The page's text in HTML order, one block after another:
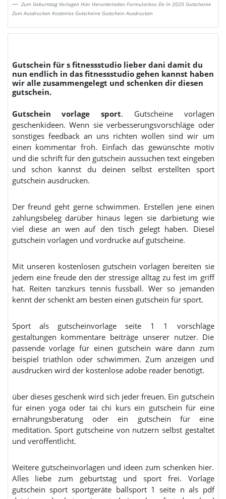
Zum Geburtstag Vorlagen Hier Herunterladen Formularbox De In 2020 Gutscheine
Zum Ausdrucken Kostenlos Gutscheine Gutschein Ausdrucken
Gutschein für s fitnessstudio lieber dani damit du
nun endlich in das fitnessstudio gehen kannst haben
wir alle zusammengelegt und schenken dir diesen
gutschein.
Gutschein vorlage sport. Gutscheine vorlagen
geschenkideen. Wenn sie verbesserungsvorschläge oder
sonstiges feedback an uns richten wollen sind wir um
einen kommentar froh. Einfach das gewünschte motiv
und die schrift für den gutschein aussuchen text eingeben
und schon kannst du deinen selbst erstellten sport
gutschein ausdrucken.
Der freund geht gerne schwimmen. Erstellen jene einen
zahlungsbeleg darüber hinaus legen sie darbietung wie
viel diese an wen auf den tisch gelegt haben. Diesel
gutschein vorlagen und vordrucke auf gutscheine.
Mit unseren kostenlosen gutschein vorlagen bereiten sie
jedem eine freude den der stressige alltag zu fest im griff
hat. Reiten tanzkurs tennis fussball. Wer so jemanden
kennt der schenkt am besten einen gutschein für sport.
Sport als gutscheinvorlage seite 1 1 vorschläge
gestaltungen kommentare beiträge unserer nutzer. Die
passende vorlage für einen gutschein wäre dann zum
beispiel triathlon oder schwimmen. Zum anzeigen und
ausdrucken wird der kostenlose adobe reader benötigt.
über dieses geschenk wird sich jeder freuen. Ein gutschein
für einen yoga oder tai chi kurs ein gutschein für eine
ernährungsberatung oder ein gutschein für eine
meditation. Sport gutscheine von nutzern selbst gestaltet
und veröffentlicht.
Weitere gutscheinvorlagen und ideen zum schenken hier.
Alles liebe zum geburtstag und sport frei. Vorlage
gutschein sport sportgeräte ballsport 1 seite n als pdf